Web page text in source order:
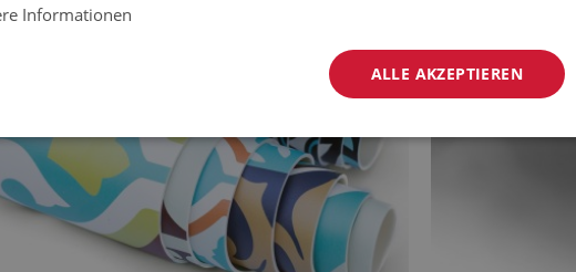
Informationen
ALLE AKZEPTIEREN